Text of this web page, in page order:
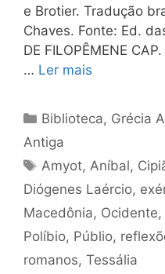
e Brotier. Tradução
Chaves. Fonte: Ed.
DE FILOPÊMENE
… Ler mais
Categorias
Biblioteca, Grécia
Antiga
Tags
Amyot, Aníbal,
Diógenes Laércio,
Macedônia, Ocidente,
Políbio, Públio,
romanos, Tessália